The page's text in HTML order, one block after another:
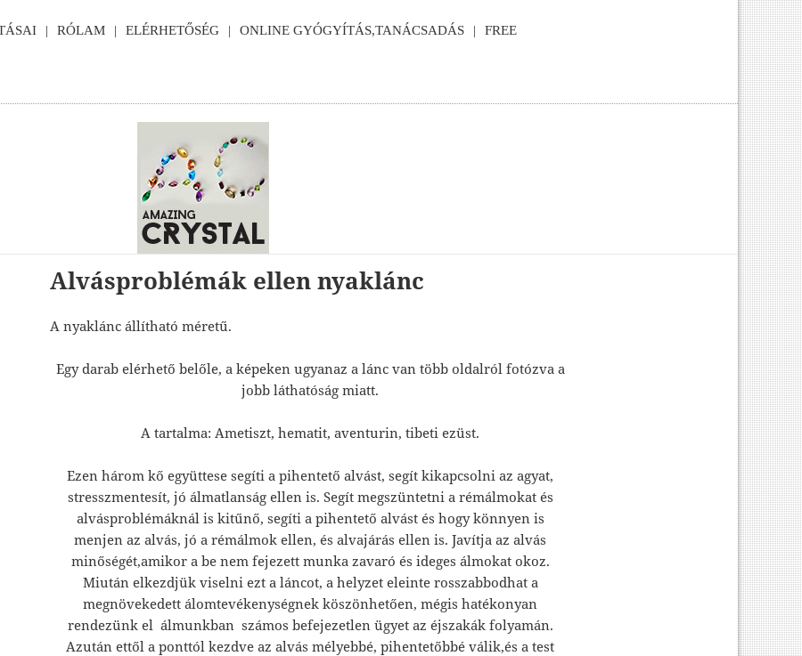
RÓLAM ELÉRHETŐSÉG ONLINE GYÓGYÍTÁS,TANÁCSADÁS FREE
Alvásproblémák ellen nyaklánc
A nyaklánc állítható méretű.
Egy darab elérhető belőle, a képeken ugyanaz a lánc van több oldalról fotózva a
jobb láthatóság miatt.
A tartalma: Ametiszt, hematit, aventurin, tibeti ezüst.
Ezen három kő együttese segíti a pihentető alvást, segít kikapcsolni az agyat,
stresszmentesít, jó álmatlanság ellen is. Segít megszüntetni a rémálmokat és
alvásproblémáknál is kitűnő, segíti a pihentető alvást és hogy könnyen is
menjen az alvás, jó a rémálmok ellen, és alvajárás ellen is. Javítja az alvás
minőségét,amikor a be nem fejezett munka zavaró és ideges álmokat okoz.
Miután elkezdjük viselni ezt a láncot, a helyzet eleinte rosszabbodhat a
megnövekedett álomtevékenységnek köszönhetően, mégis hatékonyan
rendezünk el álmunkban számos befejezetlen ügyet az éjszakák folyamán.
Azután ettől a ponttól kezdve az alvás mélyebbé, pihentetőbbé válik,és a test